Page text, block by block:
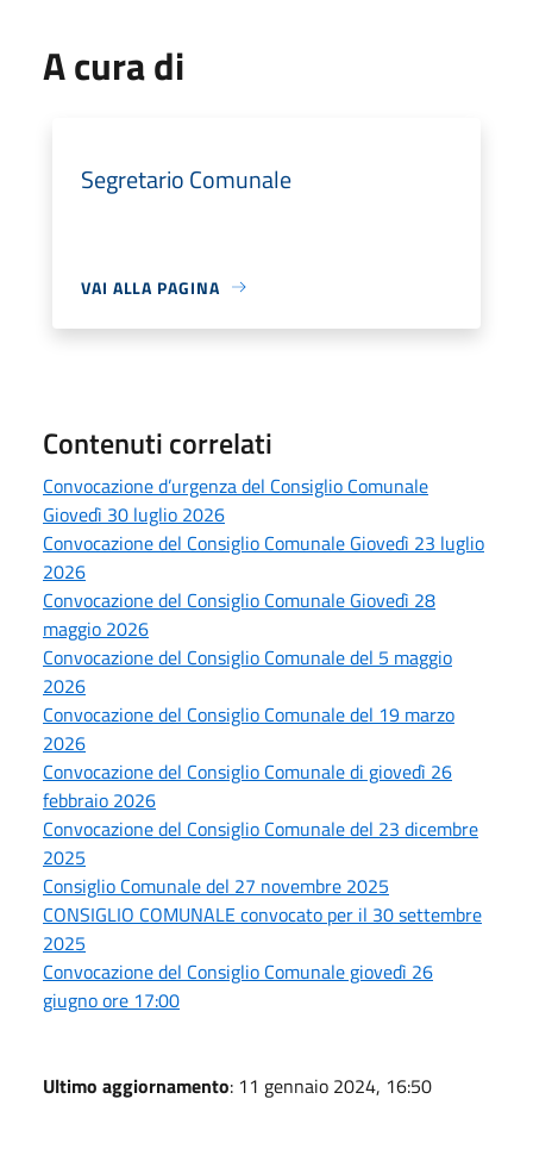
A cura di
Segretario Comunale
VAI ALLA PAGINA
Contenuti correlati
Convocazione d’urgenza del Consiglio Comunale
Giovedì 30 luglio 2026
Convocazione del Consiglio Comunale Giovedì 23 luglio
2026
Convocazione del Consiglio Comunale Giovedì 28
maggio 2026
Convocazione del Consiglio Comunale del 5 maggio
2026
Convocazione del Consiglio Comunale del 19 marzo
2026
Convocazione del Consiglio Comunale di giovedì 26
febbraio 2026
Convocazione del Consiglio Comunale del 23 dicembre
2025
Consiglio Comunale del 27 novembre 2025
CONSIGLIO COMUNALE convocato per il 30 settembre
2025
Convocazione del Consiglio Comunale giovedì 26
giugno ore 17:00
Ultimo aggiornamento: 11 gennaio 2024, 16:50